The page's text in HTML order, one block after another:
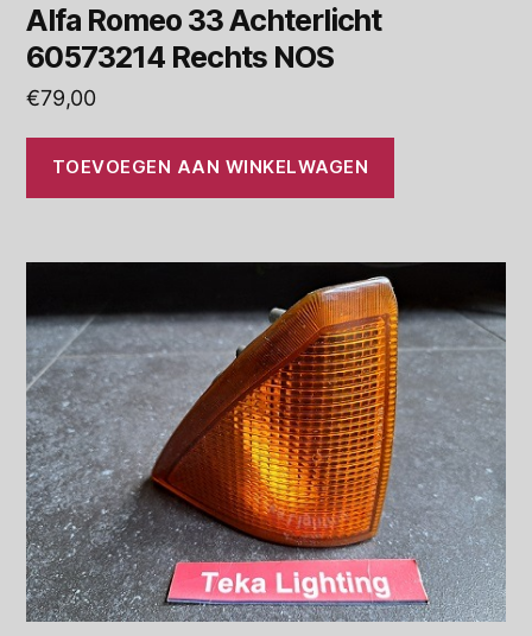
Alfa Romeo 33 Achterlicht
60573214 Rechts NOS
€79,00
TOEVOEGEN AAN WINKELWAGEN